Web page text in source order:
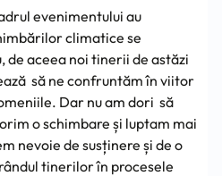
evenimentului au
climatice se
de aceea noi tinerii de astăzi
să ne confruntăm în viitor
Dar nu am dori să
o schimbare și luptam mai
nevoie de susținere și de o
tinerilor în procesele